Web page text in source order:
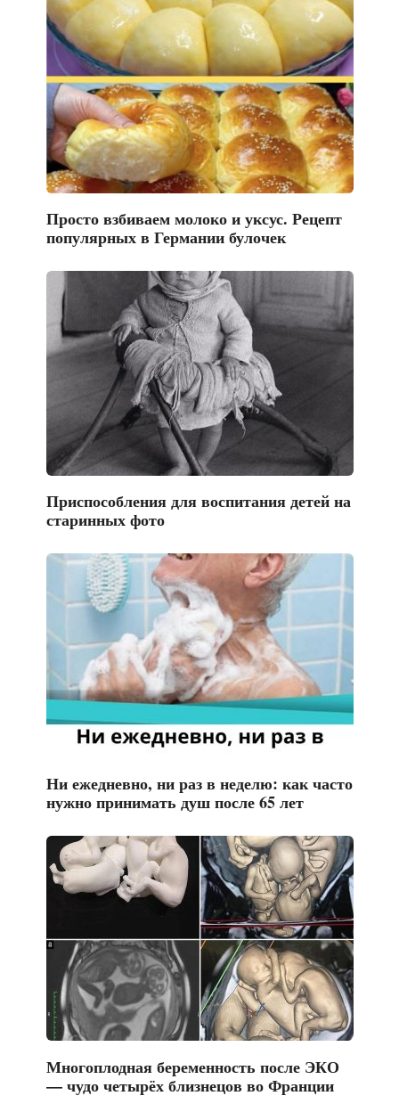
Просто взбиваем молоко и уксус. Рецепт
популярных в Германии булочек
Приспособления для воспитания детей на
старинных фото
Ни ежедневно, ни раз в неделю: как часто
нужно принимать душ после 65 лет
Многоплодная беременность после ЭКО
— чудо четырёх близнецов во Франции